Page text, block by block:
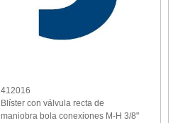
412016
Blíster con válvula recta de
maniobra bola conexiones M-H 3/8"